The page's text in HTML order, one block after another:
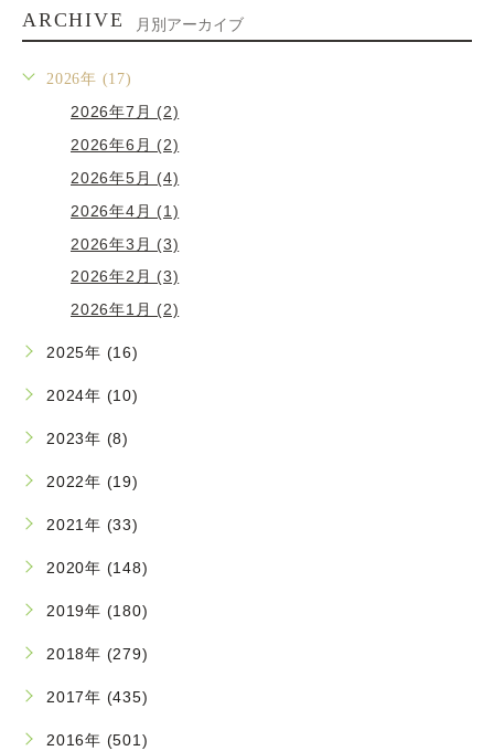
ARCHIVE 月別アーカイブ
2026年 (17)
2026年7月 (2)
2026年6月 (2)
2026年5月 (4)
2026年4月 (1)
2026年3月 (3)
2026年2月 (3)
2026年1月 (2)
2025年 (16)
2024年 (10)
2023年 (8)
2022年 (19)
2021年 (33)
2020年 (148)
2019年 (180)
2018年 (279)
2017年 (435)
2016年 (501)